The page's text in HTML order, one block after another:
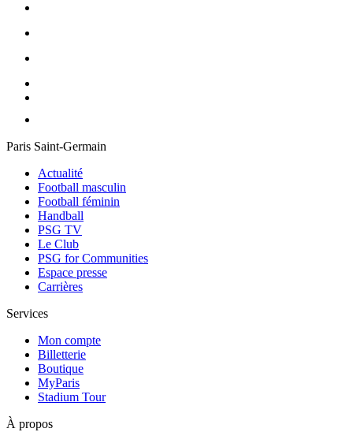
Paris Saint-Germain
Actualité
Football masculin
Football féminin
Handball
PSG TV
Le Club
PSG for Communities
Espace presse
Carrières
Services
Mon compte
Billetterie
Boutique
MyParis
Stadium Tour
À propos